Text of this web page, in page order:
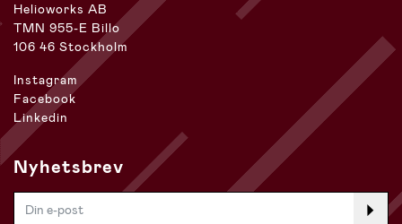
Helioworks AB
TMN 955-E Billo
106 46 Stockholm
Instagram
Facebook
Linkedin
Nyhetsbrev